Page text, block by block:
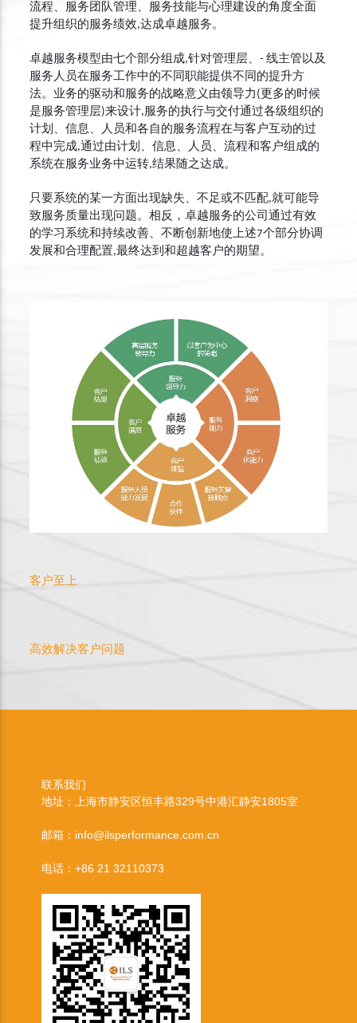
流程、服务团队管理、服务技能与心理建设的角度全面
提升组织的服务绩效,达成卓越服务。
卓越服务模型由七个部分组成,针对管理层、- 线主管以及
服务人员在服务工作中的不同职能提供不同的提升方
法。业务的驱动和服务的战略意义由领导力(更多的时候
是服务管理层)来设计,服务的执行与交付通过各级组织的
计划、信息、人员和各自的服务流程在与客户互动的过
程中完成,通过由计划、信息、人员、流程和客户组成的
系统在服务业务中运转,结果随之达成。
只要系统的某一方面出现缺失、不足或不匹配,就可能导
致服务质量出现问题。相反，卓越服务的公司通过有效
的学习系统和持续改善、不断创新地使上述7个部分协调
发展和合理配置,最终达到和超越客户的期望。
客户至上
高效解决客户问题
联系我们
地址：上海市静安区恒丰路329号中港汇静安1805室
邮箱：info@ilsperformance.com.cn
电话：+86 21 32110373